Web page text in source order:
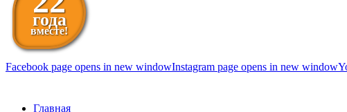
года
вместе!
Facebook page opens in new windowInstagram page opens in new window
Главная